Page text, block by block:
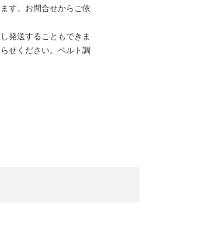
す。お問合せからご依
発送することもできま
せください。 ベルト調